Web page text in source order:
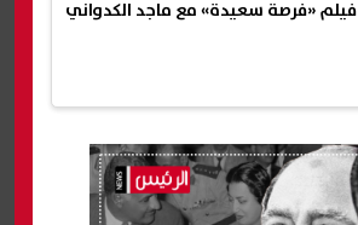
فيلم «فرصة سعيدة» مع ماجد الكدواني